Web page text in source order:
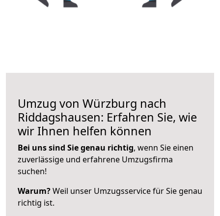
Umzug von Würzburg nach
Riddagshausen: Erfahren Sie, wie
wir Ihnen helfen können
Bei uns sind Sie genau richtig, wenn Sie einen
zuverlässige und erfahrene Umzugsfirma
suchen!
Warum?Weil unser Umzugsservice für Sie genau
richtig ist.